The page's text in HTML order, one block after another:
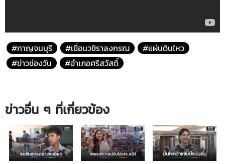
#กาญจนบุรี #เขื่อนวชิราลงกรณ
#แผ่นดินไหว
#ข่าวช่องวัน
#อำเภอศรีสวัสดิ์
ข่าวอื่น ๆ ที่เกี่ยวข้อง